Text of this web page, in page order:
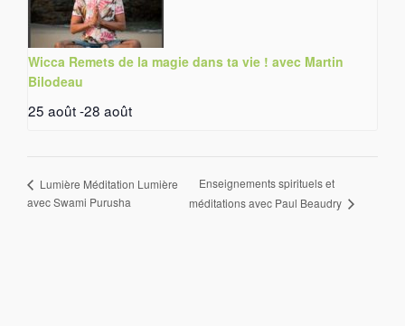
Wicca Remets de la magie dans ta vie ! avec Martin
Bilodeau
25 août-28 août
Lumière Méditation Lumière
avec Swami Purusha
Enseignements spirituels et
méditations avec Paul Beaudry